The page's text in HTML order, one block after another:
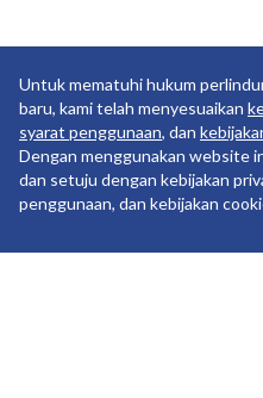
Untuk mematuhi hukum
baru, kami telah menyesuaikan
syarat penggunaan, dan
Dengan menggunakan website
dan setuju dengan kebijakan
penggunaan, dan kebijakan